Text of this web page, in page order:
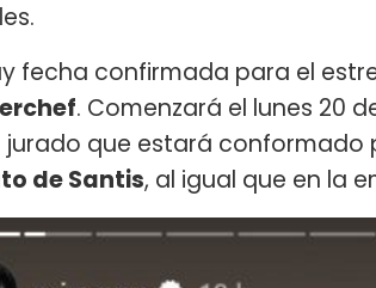
fecha confirmada para el
. Comenzará el lunes 20
jurado que estará conformado
de Santis, al igual que en la